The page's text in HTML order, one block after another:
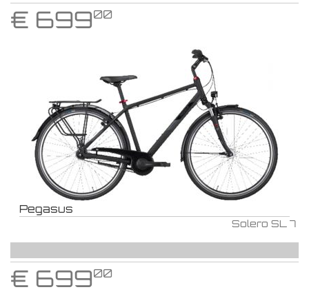
€ 69900
Pegasus
Solero SL 7
€ 69900